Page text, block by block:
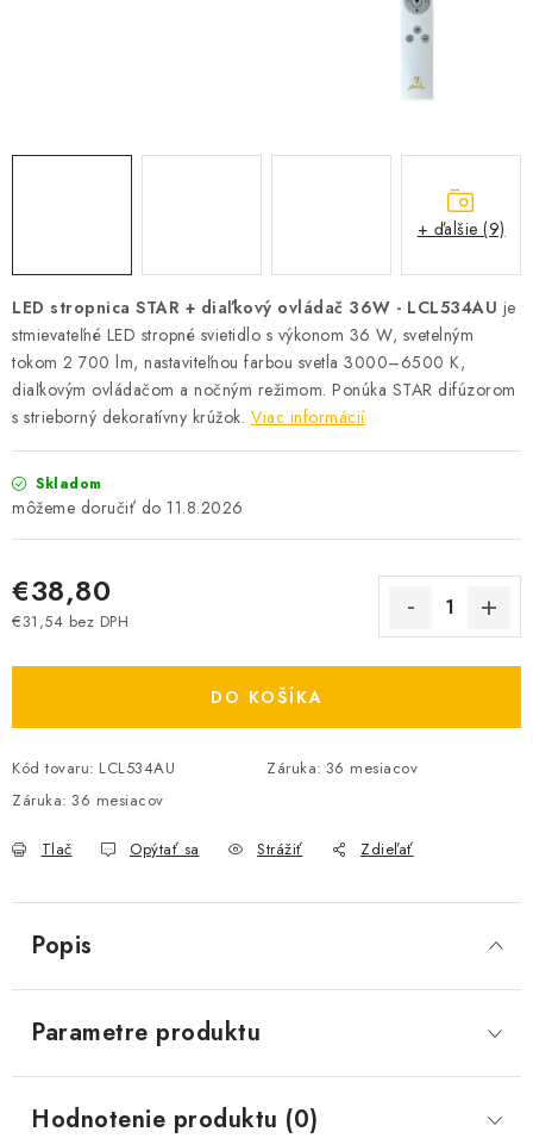
OBCHODNÉ PODMIENKY
O NÁS - MEGALED & JANTON ZÁKAMENNÉ
Reklamácie a formulár na odstúpenie od zmluvy
Obchodné podmienky
Podmienky ochrany osobných údajov
O nás - MEGALED & JANTON Zákamenné
Zľavy pre profíkov
Hodnotenie obchodu Moja objednávka
LED stropnica STAR + diaľkový ovládač 36W - LCL534AU je
stmievateľné LED stropné svietidlo s výkonom 36 W, svetelným
tokom 2 700 lm, nastaviteľnou farbou svetla 3000–6500 K,
diaľkovým ovládačom a nočným režimom. Ponúka STAR difúzorom
s strieborný dekoratívny krúžok. Viac informácií
Skladom
11.8.2026
€38,80
€31,54 bez DPH
DO KOŠÍKA
Kód tovaru: LCL534AU Záruka: 36 mesiacov
Záruka: 36 mesiacov
Tlač Opýtať sa Strážiť Zdieľať
+ ďalšie (9)
Popis
Parametre produktu
Hodnotenie produktu (0)